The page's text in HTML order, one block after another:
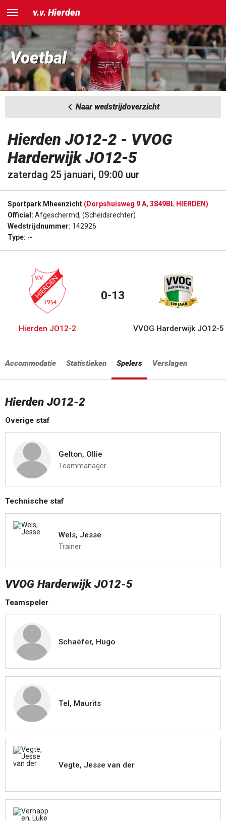
v.v. Hierden
Voetbal
Naar wedstrijdoverzicht
Hierden JO12-2 - VVOG
Harderwijk JO12-5
zaterdag 25 januari, 09:00 uur
Sportpark Mheenzicht (Dorpshuisweg 9 A, 3849BL HIERDEN)
Official: Afgeschermd, (Scheidsrechter)
Wedstrijdnummer: 142926
Type: --
Hierden JO12-2
0-13
VVOG Harderwijk JO12-5
Accommodatie Statistieken Spelers Verslagen
Hierden JO12-2
Overige staf
Gelton, Ollie
Teammanager
Technische staf
Wels, Jesse
Trainer
VVOG Harderwijk JO12-5
Teamspeler
Schaëfer, Hugo
Tel, Maurits
Vegte, Jesse van der